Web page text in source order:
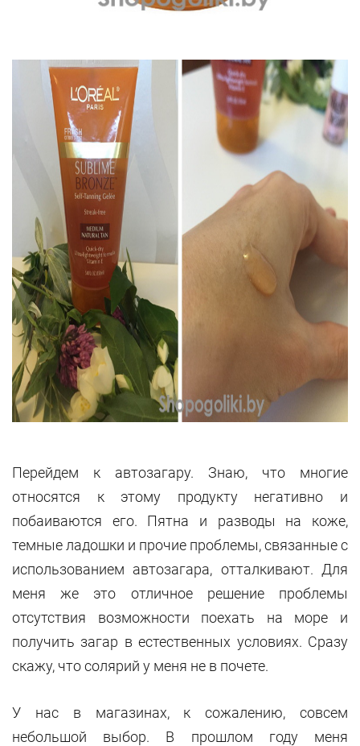
Перейдем к автозагару. Знаю, что многие
относятся к этому продукту негативно и
побаиваются его. Пятна и разводы на коже,
темные ладошки и прочие проблемы, связанные с
использованием автозагара, отталкивают. Для
меня же это отличное решение проблемы
отсутствия возможности поехать на море и
получить загар в естественных условиях. Сразу
скажу, что солярий у меня не в почете.
У нас в магазинах, к сожалению, совсем
небольшой выбор. В прошлом году меня